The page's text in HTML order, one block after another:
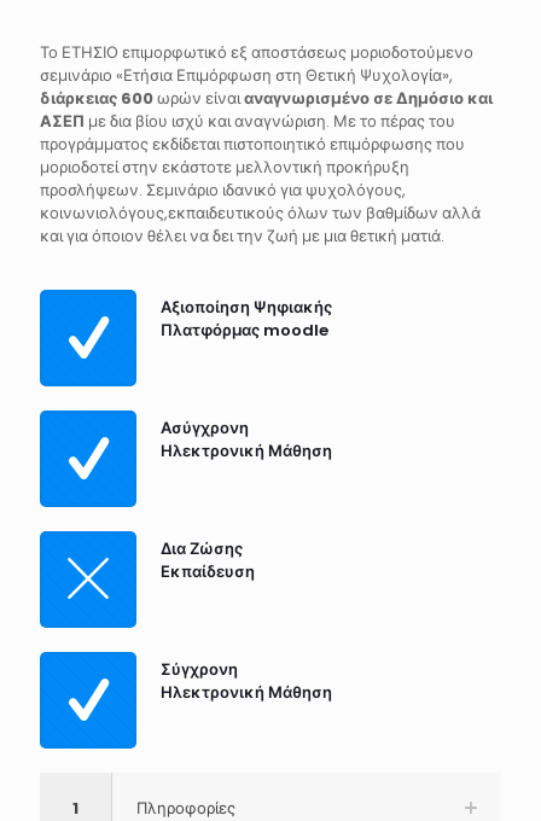
Το ΕΤΗΣΙΟ επιμορφωτικό εξ αποστάσεως μοριοδοτούμενο
σεμινάριο «Ετήσια Επιμόρφωση στη Θετική Ψυχολογία»,
διάρκειας 600ωρών είναιαναγνωρισμένο σε Δημόσιο και
ΑΣΕΠ με δια βίου ισχύ και αναγνώριση. Με το πέρας του
προγράμματος εκδίδεται πιστοποιητικό επιμόρφωσης που
μοριοδοτεί στην εκάστοτε μελλοντική προκήρυξη
προσλήψεων. Σεμινάριο ιδανικό για ψυχολόγους,
κοινωνιολόγους,εκπαιδευτικούς όλων των βαθμίδων αλλά
και για όποιον θέλει να δει την ζωή με μια θετική ματιά.
Αξιοποίηση Ψηφιακής
Πλατφόρμας moodle
Ασύγχρονη
Ηλεκτρονική Μάθηση
Δια Ζώσης
Εκπαίδευση
Σύγχρονη
Ηλεκτρονική Μάθηση
1 Πληροφορίες